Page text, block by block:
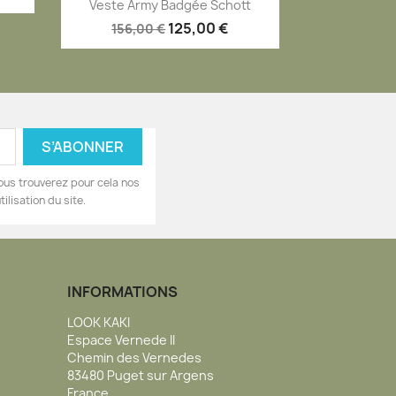
Veste Army Badgée Schott
156,00 €125,00 €
trouverez pour cela nos
du site.
INFORMATIONS
LOOK KAKI
Espace Vernede II
Chemin des Vernedes
83480 Puget sur Argens
France